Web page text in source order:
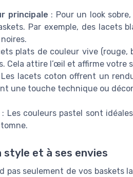
principale : Pour un look
Par exemple, des lacets
plats de couleur vive
Cela attire l’œil et affirme votre
Les lacets coton offrent un
une touche technique ou
: Les couleurs pastel sont
et à ses envies
pas seulement de vos baskets